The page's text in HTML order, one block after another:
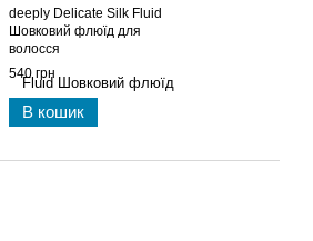
deeply Delicate Silk Fluid
Шовковий флюїд для
волосся
540 грн
В кошик